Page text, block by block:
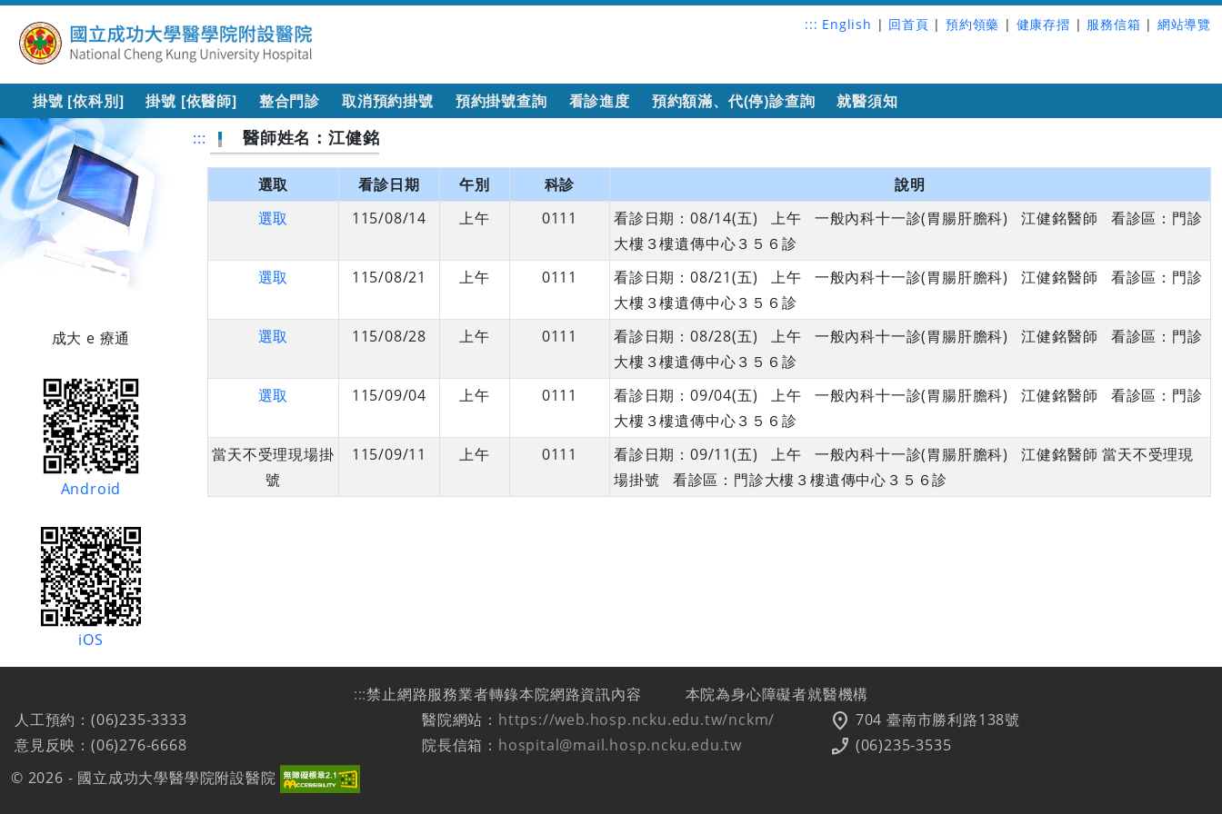
::: English | 回首頁 | 預約領藥 | 健康存摺 | 服務信箱 | 網站導覽
掛號 [依科別] 掛號 [依醫師] 整合門診 取消預約掛號 預約掛號查詢 看診進度 預約額滿、代(停)診查詢 就醫須知
成大 e 療通
Android
iOS
::: 醫師姓名：江健銘
選取 看診日期 午別 科診
說明
選取
115/08/14 上午 0111
看診日期：08/14(五) 上午 一般內科十一診(胃腸肝膽科) 江健銘醫師 看診區：門診
大樓３樓遺傳中心３５６診
選取
115/08/21 上午 0111
看診日期：08/21(五) 上午 一般內科十一診(胃腸肝膽科) 江健銘醫師 看診區：門診
大樓３樓遺傳中心３５６診
選取
115/08/28 上午 0111
看診日期：08/28(五) 上午 一般內科十一診(胃腸肝膽科) 江健銘醫師 看診區：門診
大樓３樓遺傳中心３５６診
選取
115/09/04 上午 0111
看診日期：09/04(五) 上午 一般內科十一診(胃腸肝膽科) 江健銘醫師 看診區：門診
大樓３樓遺傳中心３５６診
當天不受理現場掛
號
115/09/11 上午 0111
看診日期：09/11(五) 上午 一般內科十一診(胃腸肝膽科) 江健銘醫師 當天不受理現
場掛號 看診區：門診大樓３樓遺傳中心３５６診
:::禁止網路服務業者轉錄本院網路資訊內容
本院為身心障礙者就醫機構
人工預約：(06)235-3333
意見反映：(06)276-6668
醫院網站： https://web.hosp.ncku.edu.tw/nckm/
院長信箱： hospital@mail.hosp.ncku.edu.tw
location_on 704 臺南市勝利路138號
phone_enabled (06)235-3535
© 2026 - 國立成功大學醫學院附設醫院